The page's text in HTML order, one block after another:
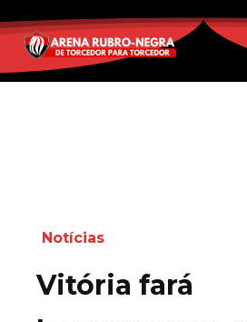
Notícias
Vitória fará